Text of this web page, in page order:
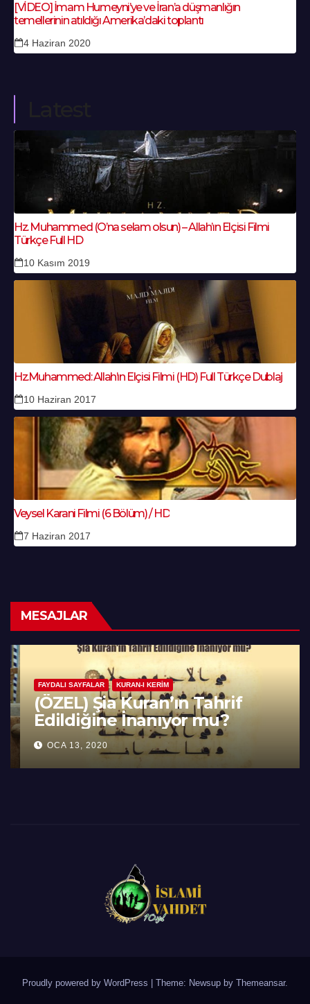
[VİDEO] İmam Humeyni’ye ve İran’a düşmanlığın
temellerinin atıldığı Amerika’daki toplantı
4 Haziran 2020
Hz. Muhammed (O’na selam olsun) – Allah’ın Elçisi Filmi
Türkçe Full HD
10 Kasım 2019
Hz.Muhammed: Allah’ın Elçisi Filmi (HD) Full Türkçe Dublaj
10 Haziran 2017
Veysel Karani Filmi (6 Bölüm) / HD
7 Haziran 2017
MESAJLAR
FAYDALI SAYFALAR KURAN-I KERIM
(ÖZEL) Şia Kuran’ın Tahrif
Edildiğine İnanıyor mu?
OCA 13, 2020
Proudly powered by WordPress | Theme: Newsup by Themeansar.